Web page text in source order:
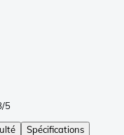
5
Spécifications